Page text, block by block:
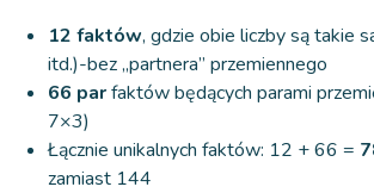
12 faktów, gdzie obie liczby są takie
itd.)-bez „partnera” przemiennego
66 parfaktów będących parami
7×3)
Łącznie unikalnych faktów: 12 + 66 =
zamiast 144